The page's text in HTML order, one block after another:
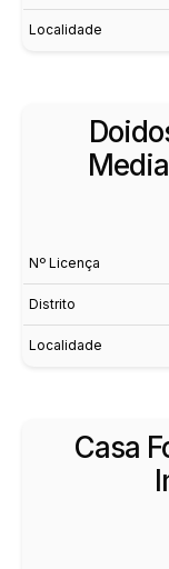
Localidade
Nº Licença
Distrito
Localidade
Casa